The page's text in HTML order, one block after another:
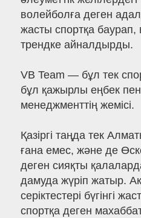
волейболға деген
жасты спортқа
трендке айналдырды.
VB Team — бұл тек
бұл қажырлы еңбек
менеджменттің жемісі.
Қазіргі таңда тек
ғана емес, және де
деген сияқты
дамуда жүріп жатыр.
серіктестері бүгінгі
спортқа деген